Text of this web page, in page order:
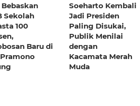
Bebaskan
Sekolah
100
Baru di
Soeharto Kembali
Jadi Presiden
Paling Disukai,
Publik Menilai
dengan
Kacamata Merah
Muda